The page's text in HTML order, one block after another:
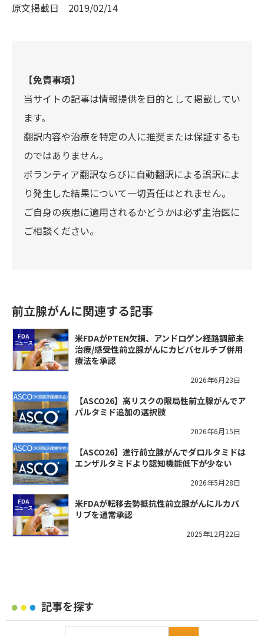
原文掲載日 2019/02/14
【免責事項】
当サイトの記事は情報提供を目的として掲載してい
ます。
翻訳内容や治療を特定の人に推奨または保証するも
のではありません。
ボランティア翻訳ならびに自動翻訳による誤訳によ
り発生した結果について一切責任はとれません。
ご自身の疾患に適用されるかどうかは必ず主治医に
ご相談ください。
前立腺がんに関連する記事
米FDAがPTEN欠損、アンドロゲン経路調節未
治療/感受性前立腺がんにカピバセルチブ併用
療法を承認
2026年6月23日
【ASCO26】高リスクの限局性前立腺がんでア
パルタミド追加の選択肢
2026年6月15日
【ASCO26】進行前立腺がんでダロルタミドは
エンザルタミドより認知機能低下が少ない
2026年5月28日
米FDAが転移去勢抵抗性前立腺がんにルカパ
リブを通常承認
2025年12月22日
記事を探す